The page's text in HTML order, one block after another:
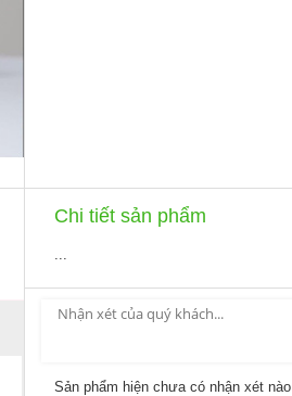
Chi tiết sản phẩm
...
Sản phẩm hiện chưa có nhận xét nào